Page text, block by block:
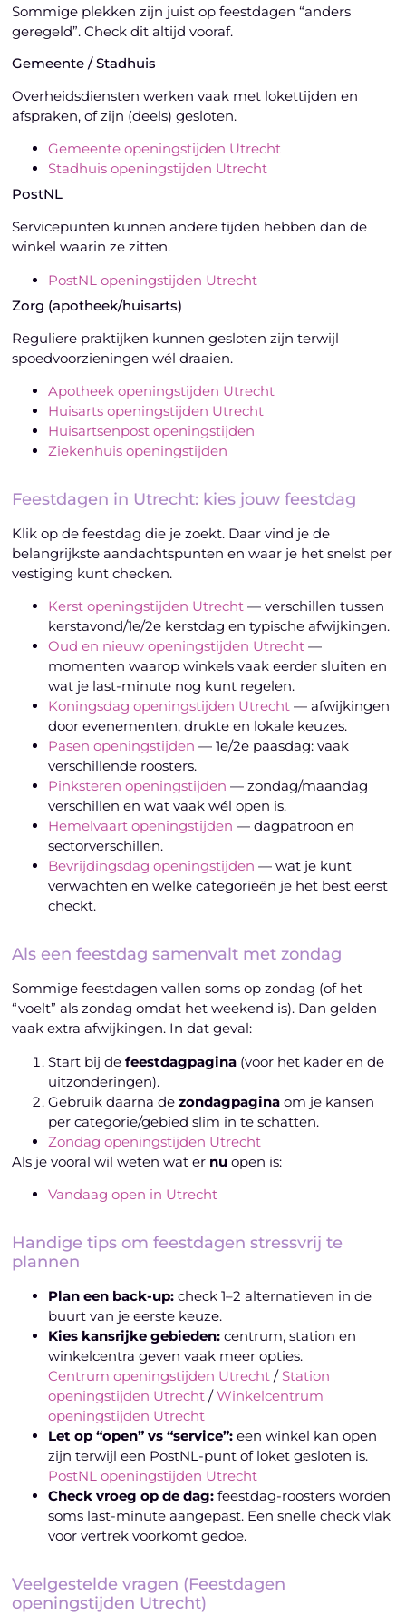
Sommige plekken zijn juist op feestdagen “anders
geregeld”. Check dit altijd vooraf.
Gemeente / Stadhuis
Overheidsdiensten werken vaak met lokettijden en
afspraken, of zijn (deels) gesloten.
Gemeente openingstijden Utrecht
Stadhuis openingstijden Utrecht
PostNL
Servicepunten kunnen andere tijden hebben dan de
winkel waarin ze zitten.
PostNL openingstijden Utrecht
Zorg (apotheek/huisarts)
Reguliere praktijken kunnen gesloten zijn terwijl
spoedvoorzieningen wél draaien.
Apotheek openingstijden Utrecht
Huisarts openingstijden Utrecht
Huisartsenpost openingstijden
Ziekenhuis openingstijden
Feestdagen in Utrecht: kies jouw feestdag
Klik op de feestdag die je zoekt. Daar vind je de
belangrijkste aandachtspunten en waar je het snelst per
vestiging kunt checken.
Kerst openingstijden Utrecht — verschillen tussen
kerstavond/1e/2e kerstdag en typische afwijkingen.
Oud en nieuw openingstijden Utrecht —
momenten waarop winkels vaak eerder sluiten en
wat je last-minute nog kunt regelen.
Koningsdag openingstijden Utrecht — afwijkingen
door evenementen, drukte en lokale keuzes.
Pasen openingstijden — 1e/2e paasdag: vaak
verschillende roosters.
Pinksteren openingstijden — zondag/maandag
verschillen en wat vaak wél open is.
Hemelvaart openingstijden — dagpatroon en
sectorverschillen.
Bevrijdingsdag openingstijden — wat je kunt
verwachten en welke categorieën je het best eerst
checkt.
Als een feestdag samenvalt met zondag
Sommige feestdagen vallen soms op zondag (of het
“voelt” als zondag omdat het weekend is). Dan gelden
vaak extra afwijkingen. In dat geval:
Start bij defeestdagpagina (voor het kader en de
uitzonderingen).
Gebruik daarna dezondagpagina om je kansen
per categorie/gebied slim in te schatten.
Zondag openingstijden Utrecht
Als je vooral wil weten wat er nu open is:
Vandaag open in Utrecht
Handige tips om feestdagen stressvrij te
plannen
Plan een back-up: check 1–2 alternatieven in de
buurt van je eerste keuze.
Kies kansrijke gebieden: centrum, station en
winkelcentra geven vaak meer opties.
Centrum openingstijden Utrecht / Station
openingstijden Utrecht /Winkelcentrum
openingstijden Utrecht
Let op “open” vs “service”: een winkel kan open
zijn terwijl een PostNL-punt of loket gesloten is.
PostNL openingstijden Utrecht
Check vroeg op de dag: feestdag-roosters worden
soms last-minute aangepast. Een snelle check vlak
voor vertrek voorkomt gedoe.
Veelgestelde vragen (Feestdagen
openingstijden Utrecht)